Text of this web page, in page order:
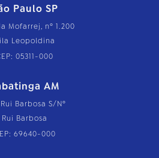
Paulo SP
Mofarrej, nº 1.200
Leopoldina
05311-000
AM
Barbosa S/Nº
Rui Barbosa
69640-000